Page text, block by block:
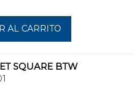
AL CARRITO
SQUARE BTW